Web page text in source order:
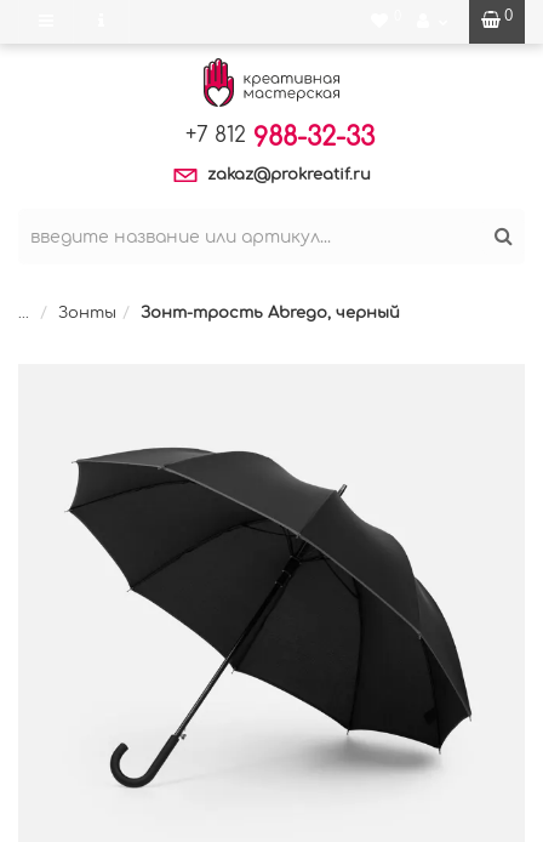
0
+7 812 988-32-33
zakaz@prokreatif.ru
... Зонты Зонт-трость Abrego, черный